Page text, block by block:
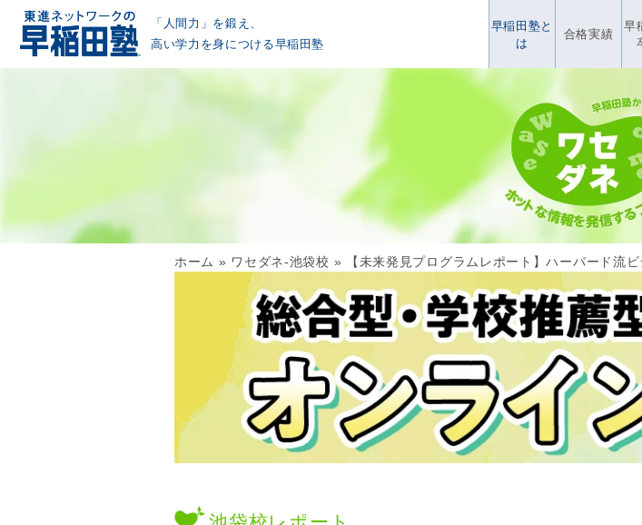
「人間力」を鍛え、
高い学力を身につける早稲田塾
早稲田塾と
は
合格実績
早
ホーム » ワセダネ-池袋校 » 【未来発見プログラムレポート】ハーバード流